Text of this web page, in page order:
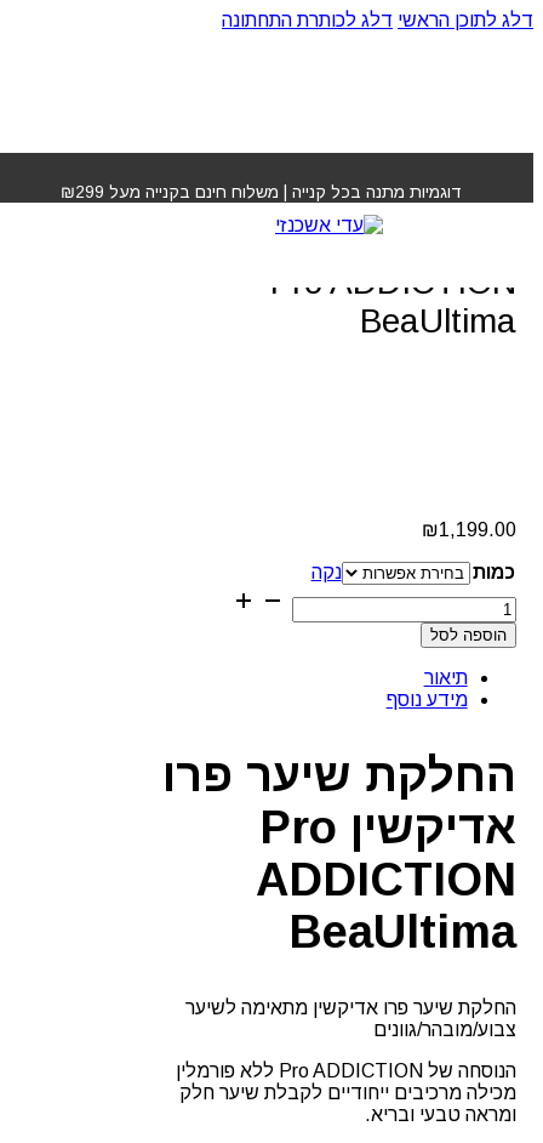
דלג לתוכן הראשי דלג לכותרת התחתונה
דוגמיות מתנה בכל קנייה | משלוח חינם בקנייה מעל ₪299
ADDICTION BeaUltima
החלקת שיער פרו אדיקשין
Pro ADDICTION
BeaUltima
₪1,199.00
כמות
נקה
כמות
של
החלקת
אדיקשין
ADDICTION
BeaUltima
הוספה לסל
תיאור
מידע נוסף
החלקת שיער פרו
אדיקשין Pro
ADDICTION
BeaUltima
החלקת שיער פרו אדיקשין מתאימה לשיער
צבוע/מובהר/גוונים
הנוסחה של Pro ADDICTION ללא פורמלין
מכילה מרכיבים ייחודיים לקבלת שיער חלק
ומראה טבעי ובריא.